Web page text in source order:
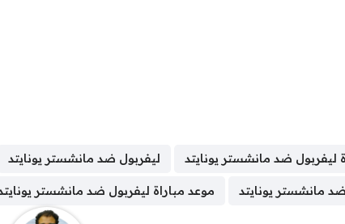
ليفربول ضد مانشستر يونايتد ليفربول ضد مانشستر يونايتد
مانشستر يونايتد موعد مباراة ليفربول ضد مانشستر